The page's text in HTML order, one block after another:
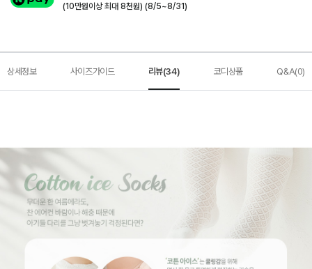
(10만원이상 최대 8천원) (8/5~8/31)
상세정보 사이즈가이드 리뷰(34) 코디상품 Q&A(0)